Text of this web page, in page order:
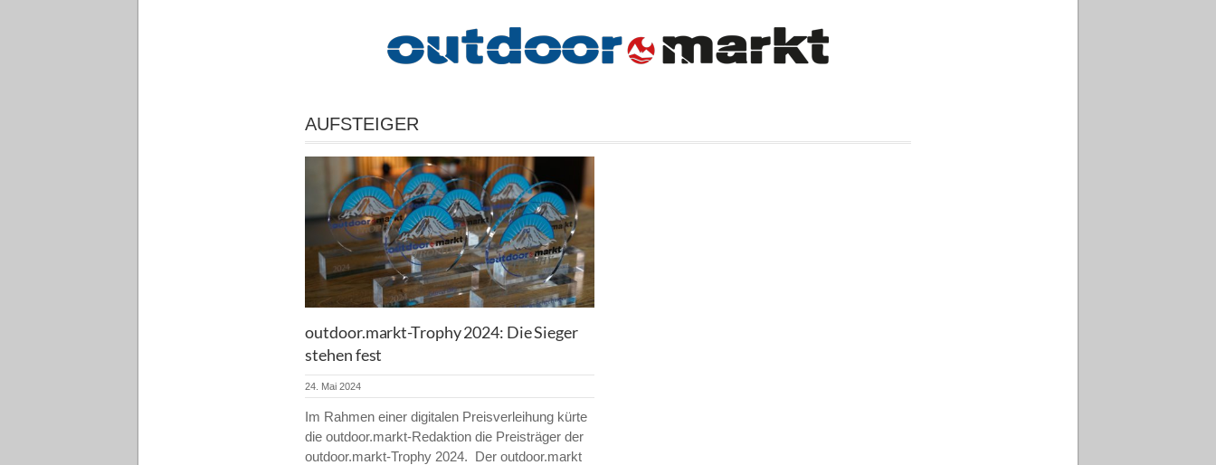
AUFSTEIGER
outdoor.markt-Trophy 2024: Die Sieger
stehen fest
24. Mai 2024
Im Rahmen einer digitalen Preisverleihung kürte
die outdoor.markt-Redaktion die Preisträger der
outdoor.markt-Trophy 2024. Der outdoor.markt